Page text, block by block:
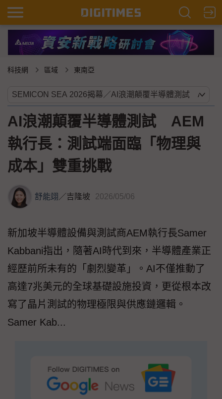
科技網 區域 東南亞
AI浪潮顛覆半導體測試 AEM
執行長：測試端面臨「物理與
成本」雙重挑戰
舒能翊 ／吉隆坡 2026/05/06
新加坡半導體設備與測試商AEM執行長Samer
Kabbani指出，隨著AI時代到來，半導體產業正
經歷前所未有的「劇烈變革」。AI不僅推動了
高達7兆美元的全球基礎設施投資，更從根本改
寫了晶片測試的物理極限與供應鏈邏輯。
Samer Kab...